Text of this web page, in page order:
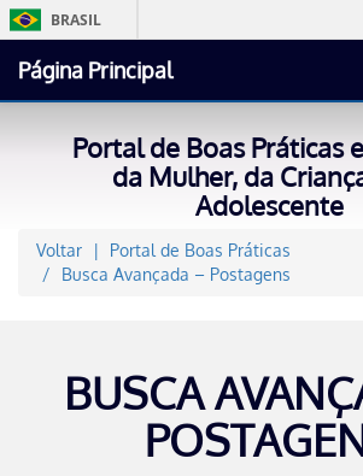
BRASIL
Acesso
Página Principal
Portal de Boas Práticas
da Mulher, da
Adolescente
Voltar
Portal de Boas Práticas
Busca Avançada – Postagens
BUSCA